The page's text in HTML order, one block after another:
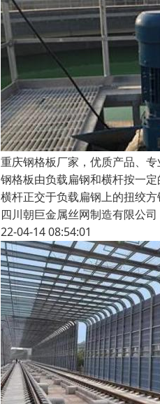
重庆钢格板厂家，优质产品、
钢格板由负载扁钢和横杆按一
横杆正交于负载扁钢上的扭绞
四川朝巨金属丝网制造有限公司
22-04-14 08:54:01